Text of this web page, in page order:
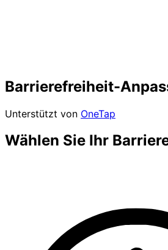
Barrierefreiheit-
Unterstützt von OneTap
Wählen Sie Ihr